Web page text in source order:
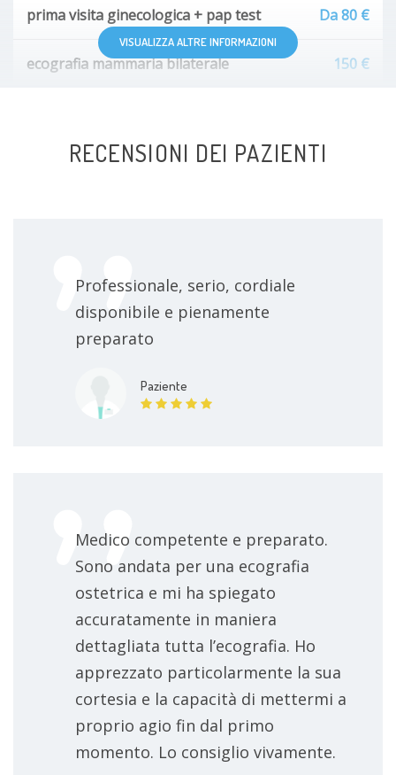
prima visita ginecologica + pap test Da 80 €
ecografia mammaria bilaterale 150 €
ecografia ovarica
ecografia ginecologica
inseminazione artificiale
VISUALIZZA ALTRE INFORMAZIONI
RECENSIONI DEI PAZIENTI
Professionale, serio, cordiale
disponibile e pienamente
preparato
Paziente
Medico competente e preparato.
Sono andata per una ecografia
ostetrica e mi ha spiegato
accuratamente in maniera
dettagliata tutta l’ecografia. Ho
apprezzato particolarmente la sua
cortesia e la capacità di mettermi a
proprio agio fin dal primo
momento. Lo consiglio vivamente.